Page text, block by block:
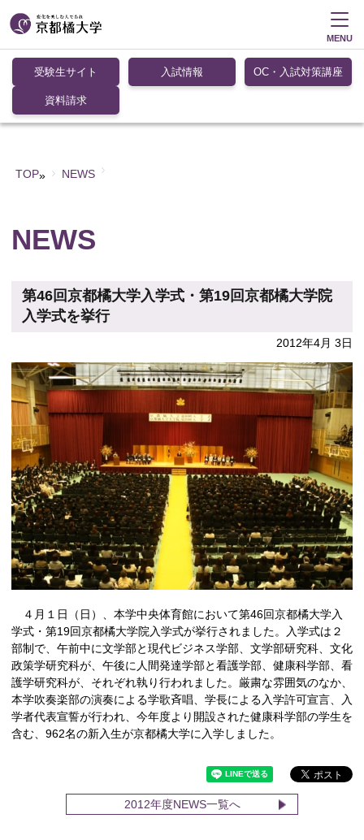
MENU
受験生サイト 入試情報 OC・入試対策講座
資料請求
TOP» NEWS
NEWS
第46回京都橘大学入学式・第19回京都橘大学院
入学式を挙行
2012年4月 3日
４月１日（日）、本学中央体育館において第46回京都橘大学入
学式・第19回京都橘大学院入学式が挙行されました。入学式は２
部制で、午前中に文学部と現代ビジネス学部、文学部研究科、文化
政策学研究科が、午後に人間発達学部と看護学部、健康科学部、看
護学研究科が、それぞれ執り行われました。厳粛な雰囲気のなか、
本学吹奏楽部の演奏による学歌斉唱、学長による入学許可宣言、入
学者代表宣誓が行われ、今年度より開設された健康科学部の学生を
含む、962名の新入生が京都橘大学に入学しました。
2012年度NEWS一覧へ